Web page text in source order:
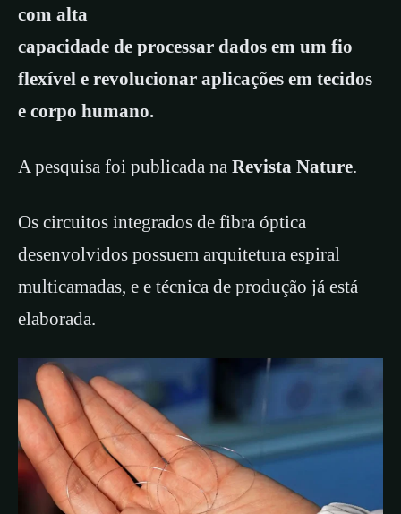
com alta
capacidade de processar dados em um fio
flexível e revolucionar aplicações em tecidos
e corpo humano.
A pesquisa foi publicada na Revista Nature.
Os circuitos integrados de fibra óptica
desenvolvidos possuem arquitetura espiral
multicamadas, e e técnica de produção já está
elaborada.